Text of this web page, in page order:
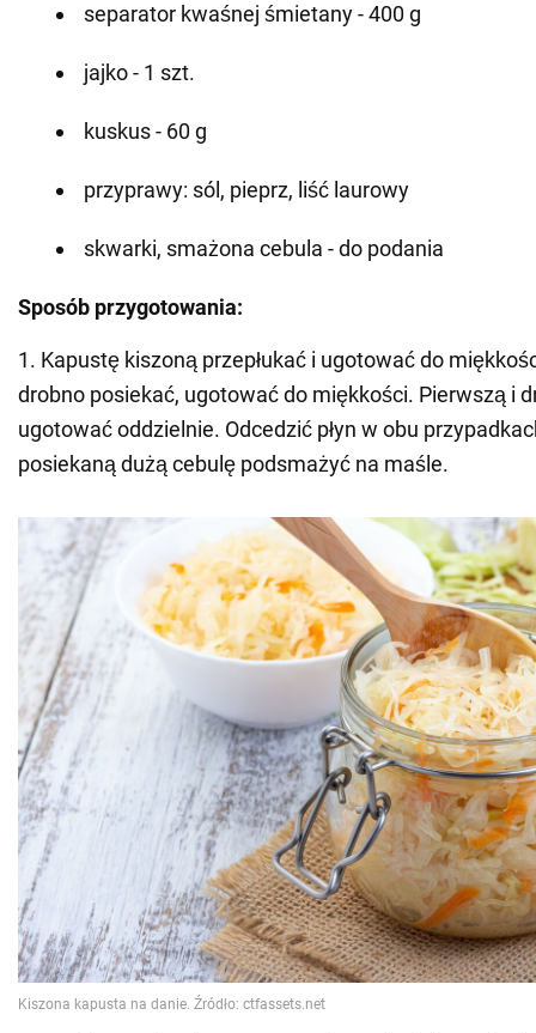
separator kwaśnej śmietany - 400 g
jajko - 1 szt.
kuskus - 60 g
przyprawy: sól, pieprz, liść laurowy
skwarki, smażona cebula - do podania
Sposób przygotowania:
1. Kapustę kiszoną przepłukać i ugotować do
drobno posiekać, ugotować do miękkości. Pierwszą i
ugotować oddzielnie. Odcedzić płyn w obu
posiekaną dużą cebulę podsmażyć na maśle.